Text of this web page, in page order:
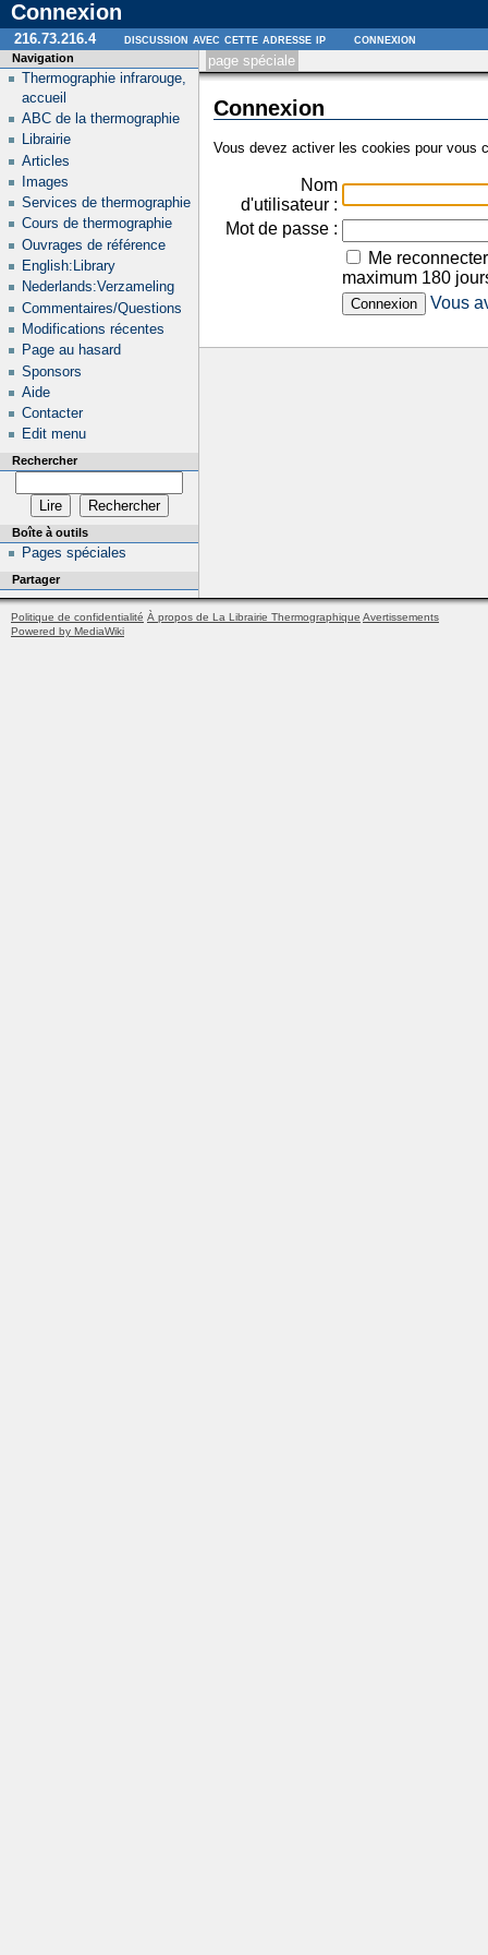
Connexion
page spéciale
Connexion
Vous devez activer les cookies pour vous
Nom
d'utilisateur :
Mot de passe :
Me
maximum 180
Vous
Navigation
Thermographie infrarouge,
accueil
ABC de la thermographie
Librairie
Articles
Images
Services de thermographie
Cours de thermographie
Ouvrages de référence
English:Library
Nederlands:Verzameling
Commentaires/Questions
Modifications récentes
Page au hasard
Sponsors
Aide
Contacter
Edit menu
Rechercher
Boîte à outils
Pages spéciales
Partager
216.73.216.4 discussion avec cette adresse ip connexion
Politique de confidentialité À propos de La Librairie Thermographique Avertissements
Powered by MediaWiki